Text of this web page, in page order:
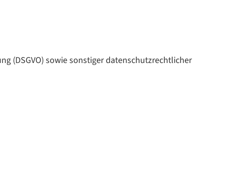
(DSGVO) sowie sonstiger datenschutzrechtlicher